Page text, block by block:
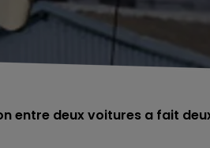
entre deux voitures a fait